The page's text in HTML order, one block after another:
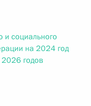
социального
на 2024 год
годов